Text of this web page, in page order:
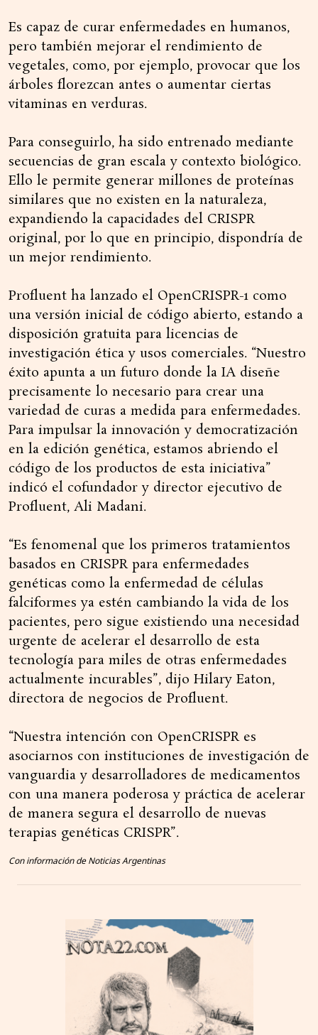
Es capaz de curar enfermedades en humanos,
pero también mejorar el rendimiento de
vegetales, como, por ejemplo, provocar que los
árboles florezcan antes o aumentar ciertas
vitaminas en verduras.
Para conseguirlo, ha sido entrenado mediante
secuencias de gran escala y contexto biológico.
Ello le permite generar millones de proteínas
similares que no existen en la naturaleza,
expandiendo la capacidades del CRISPR
original, por lo que en principio, dispondría de
un mejor rendimiento.
Profluent ha lanzado el OpenCRISPR-1 como
una versión inicial de código abierto, estando a
disposición gratuita para licencias de
investigación ética y usos comerciales. “Nuestro
éxito apunta a un futuro donde la IA diseñe
precisamente lo necesario para crear una
variedad de curas a medida para enfermedades.
Para impulsar la innovación y democratización
en la edición genética, estamos abriendo el
código de los productos de esta iniciativa”
indicó el cofundador y director ejecutivo de
Profluent, Ali Madani.
“Es fenomenal que los primeros tratamientos
basados en CRISPR para enfermedades
genéticas como la enfermedad de células
falciformes ya estén cambiando la vida de los
pacientes, pero sigue existiendo una necesidad
urgente de acelerar el desarrollo de esta
tecnología para miles de otras enfermedades
actualmente incurables”, dijo Hilary Eaton,
directora de negocios de Profluent.
“Nuestra intención con OpenCRISPR es
asociarnos con instituciones de investigación de
vanguardia y desarrolladores de medicamentos
con una manera poderosa y práctica de acelerar
de manera segura el desarrollo de nuevas
terapias genéticas CRISPR”.
Con información de Noticias Argentinas